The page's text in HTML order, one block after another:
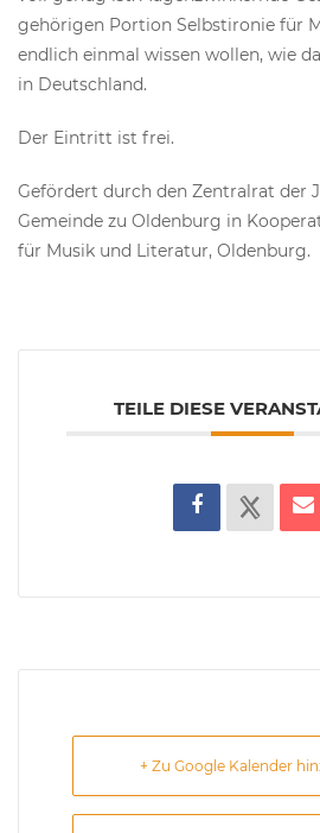
gehörigen Portion Selbstironie für
endlich einmal wissen wollen, wie
in Deutschland.
Der Eintritt ist frei.
Gefördert durch den Zentralrat der
Gemeinde zu Oldenburg in
für Musik und Literatur, Oldenburg.
TEILE DIESE
+ Zu Google Kalender